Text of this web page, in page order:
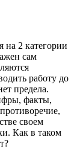
на 2 категории
сам
работу до
предела.
факты,
своем
Как в таком